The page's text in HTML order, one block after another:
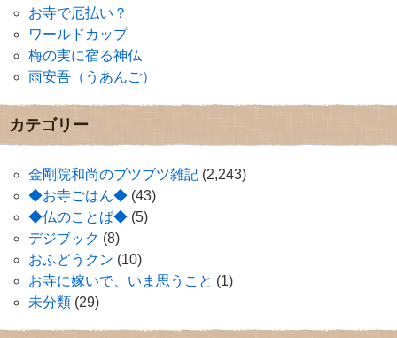
お寺で厄払い？
ワールドカップ
梅の実に宿る神仏
雨安吾（うあんご）
カテゴリー
金剛院和尚のブツブツ雑記 (2,243)
◆お寺ごはん◆ (43)
◆仏のことば◆ (5)
デジブック (8)
おふどうクン (10)
お寺に嫁いで、いま思うこと (1)
未分類 (29)